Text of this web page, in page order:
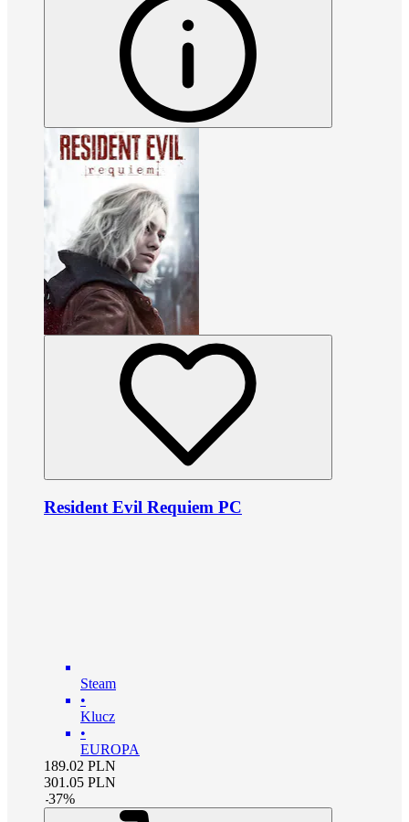
Resident Evil Requiem PC
Steam
•
Klucz
•
EUROPA
189.02 PLN
301.05 PLN
-37%